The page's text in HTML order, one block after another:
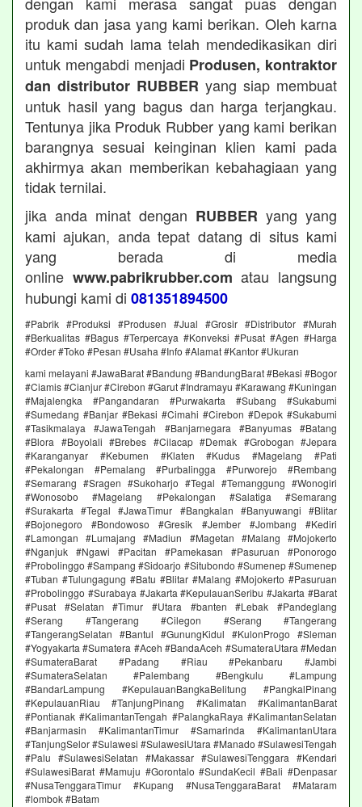
produk dan jasa yang kami berikan. Oleh karna
itu kami sudah lama telah mendedikasikan diri
untuk mengabdi menjadi Produsen, kontraktor
dan distributor RUBBER yang siap membuat
untuk hasil yang bagus dan harga terjangkau.
Tentunya jika Produk Rubber yang kami berikan
barangnya sesuai keinginan klien kami pada
akhirmya akan memberikan kebahagiaan yang
tidak ternilai.
jika anda minat dengan RUBBER yang yang
kami ajukan, anda tepat datang di situs kami
yang berada di media
online www.pabrikrubber.com atau langsung
hubungi kami di 081351894500
#Pabrik #Produksi #Produsen #Jual #Grosir #Distributor #Murah
#Berkualitas #Bagus #Terpercaya #Konveksi #Pusat #Agen #Harga
#Order #Toko #Pesan #Usaha #Info #Alamat #Kantor #Ukuran
kami melayani #JawaBarat #Bandung #BandungBarat #Bekasi #Bogor
#Ciamis #Cianjur #Cirebon #Garut #Indramayu #Karawang #Kuningan
#Majalengka #Pangandaran #Purwakarta #Subang #Sukabumi
#Sumedang #Banjar #Bekasi #Cimahi #Cirebon #Depok #Sukabumi
#Tasikmalaya #JawaTengah #Banjarnegara #Banyumas #Batang
#Blora #Boyolali #Brebes #Cilacap #Demak #Grobogan #Jepara
#Karanganyar #Kebumen #Klaten #Kudus #Magelang #Pati
#Pekalongan #Pemalang #Purbalingga #Purworejo #Rembang
#Semarang #Sragen #Sukoharjo #Tegal #Temanggung #Wonogiri
#Wonosobo #Magelang #Pekalongan #Salatiga #Semarang
#Surakarta #Tegal #JawaTimur #Bangkalan #Banyuwangi #Blitar
#Bojonegoro #Bondowoso #Gresik #Jember #Jombang #Kediri
#Lamongan #Lumajang #Madiun #Magetan #Malang #Mojokerto
#Nganjuk #Ngawi #Pacitan #Pamekasan #Pasuruan #Ponorogo
#Probolinggo #Sampang #Sidoarjo #Situbondo #Sumenep #Sumenep
#Tuban #Tulungagung #Batu #Blitar #Malang #Mojokerto #Pasuruan
#Probolinggo #Surabaya #Jakarta #KepulauanSeribu #Jakarta #Barat
#Pusat #Selatan #Timur #Utara #banten #Lebak #Pandeglang
#Serang #Tangerang #Cilegon #Serang #Tangerang
#TangerangSelatan #Bantul #GunungKidul #KulonProgo #Sleman
#Yogyakarta #Sumatera #Aceh #BandaAceh #SumateraUtara #Medan
#SumateraBarat #Padang #Riau #Pekanbaru #Jambi
#SumateraSelatan #Palembang #Bengkulu #Lampung
#BandarLampung #KepulauanBangkaBelitung #PangkalPinang
#KepulauanRiau #TanjungPinang #Kalimatan #KalimantanBarat
#Pontianak #KalimantanTengah #PalangkaRaya #KalimantanSelatan
#Banjarmasin #KalimantanTimur #Samarinda #KalimantanUtara
#TanjungSelor #Sulawesi #SulawesiUtara #Manado #SulawesiTengah
#Palu #SulawesiSelatan #Makassar #SulawesiTenggara #Kendari
#SulawesiBarat #Mamuju #Gorontalo #SundaKecil #Bali #Denpasar
#NusaTenggaraTimur #Kupang #NusaTenggaraBarat #Mataram
#lombok #Batam